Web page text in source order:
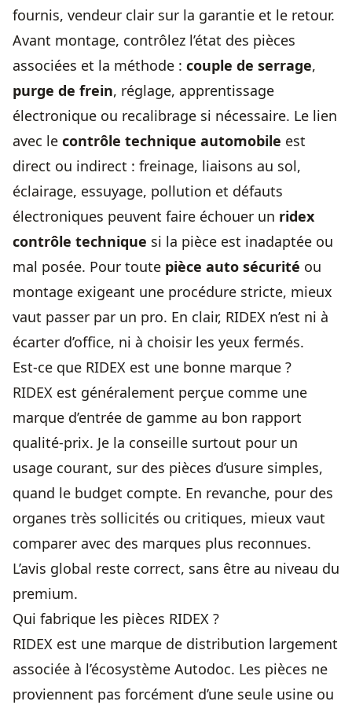
fournis, vendeur clair sur la garantie et le retour.
Avant montage, contrôlez l’état des pièces
associées et la méthode : couple de serrage,
purge de frein, réglage, apprentissage
électronique ou recalibrage si nécessaire. Le lien
avec le contrôle technique automobile est
direct ou indirect : freinage, liaisons au sol,
éclairage, essuyage, pollution et défauts
électroniques peuvent faire échouer un ridex
contrôle technique si la pièce est inadaptée ou
mal posée. Pour toute pièce auto sécurité ou
montage exigeant une procédure stricte, mieux
vaut passer par un pro. En clair, RIDEX n’est ni à
écarter d’office, ni à choisir les yeux fermés.
Est-ce que RIDEX est une bonne marque ?
RIDEX est généralement perçue comme une
marque d’entrée de gamme au bon rapport
qualité-prix. Je la conseille surtout pour un
usage courant, sur des pièces d’usure simples,
quand le budget compte. En revanche, pour des
organes très sollicités ou critiques, mieux vaut
comparer avec des marques plus reconnues.
L’avis global reste correct, sans être au niveau du
premium.
Qui fabrique les pièces RIDEX ?
RIDEX est une marque de distribution largement
associée à l’écosystème Autodoc. Les pièces ne
proviennent pas forcément d’une seule usine ou